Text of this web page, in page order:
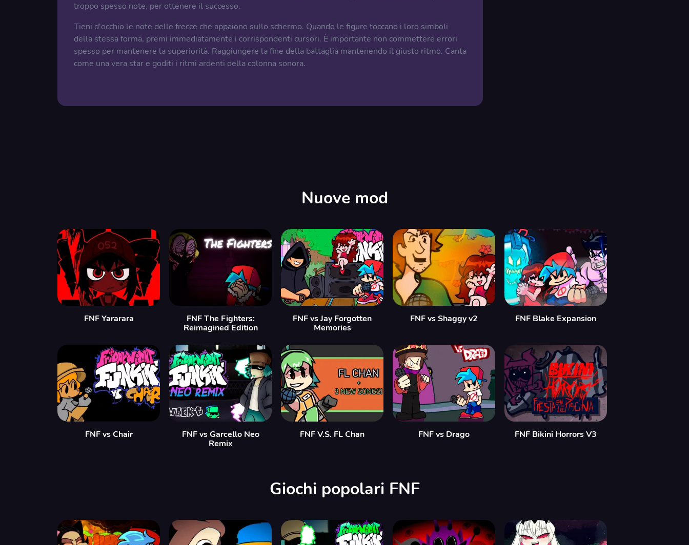
troppo spesso note, per ottenere il successo.
Tieni d'occhio le note delle frecce che appaiono sullo schermo. Quando le figure toccano i loro simboli
della stessa forma, premi immediatamente i corrispondenti cursori. È importante non commettere errori
spesso per mantenere la superiorità. Raggiungere la fine della battaglia mantenendo il giusto ritmo. Canta
come una vera star e goditi i ritmi ardenti della colonna sonora.
Nuove mod
FNF Yararara
FNF The Fighters:
Reimagined Edition
FNF vs Jay Forgotten
Memories
FNF vs Shaggy v2 FNF Blake Expansion
FNF vs Chair
FNF vs Garcello Neo
Remix
FNF V.S. FL Chan FNF vs Drago FNF Bikini Horrors V3
Giochi popolari FNF